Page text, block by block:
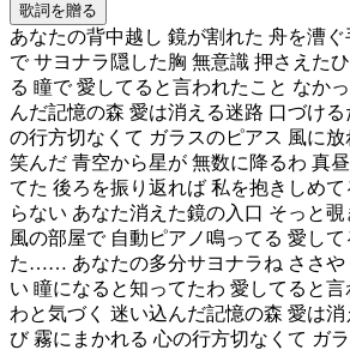
歌詞を贈る
あなたの背中越し 鏡が割れた 舟を漕
で サヨナラ隠した胸 無意識 押さえた
る 瞳で 愛してると言われたこと なか
んだ記憶の森 愛は消える迷路 口づけ
の行方切なくて ガラスのピアス 風に
笑んだ 青空から星が 無数に降るわ 真
てた 後ろを振り返れば 私を抱きしめ
らない あなた消えた鏡の入口 そっと
風の部屋で 自動ピアノ鳴ってる 愛し
た…… あなたの多分サヨナラね ささや
い 瞳になると知ってたわ 愛してると
わと気づく 迷い込んだ記憶の森 愛は
び 霧にまかれる 心の行方切なくて ガ